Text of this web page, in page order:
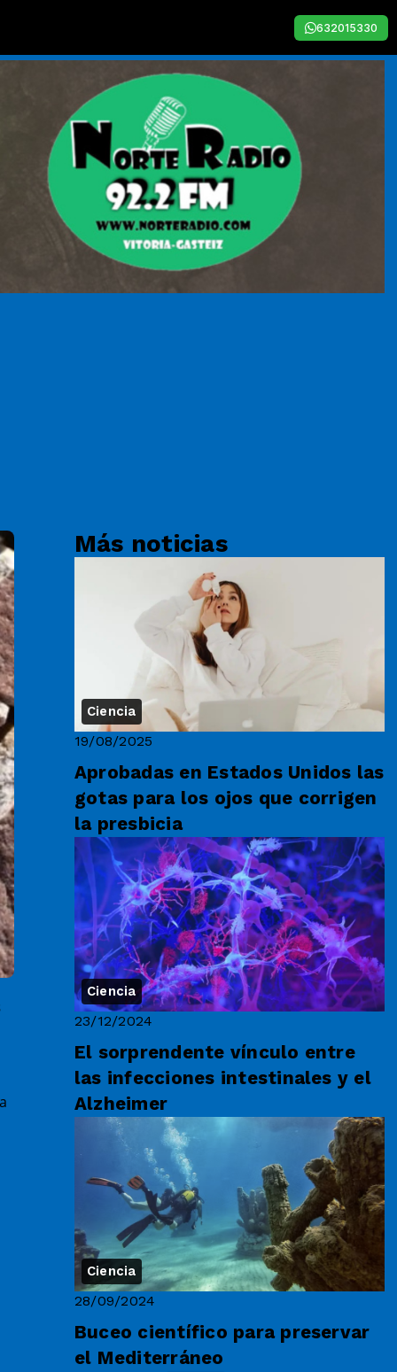
632015330
Más noticias
Ciencia
19/08/2025
Aprobadas en Estados Unidos las
gotas para los ojos que corrigen
la presbicia
Ciencia
23/12/2024
El sorprendente vínculo entre
las infecciones intestinales y el
Alzheimer
Ciencia
28/09/2024
Buceo científico para preservar
el Mediterráneo